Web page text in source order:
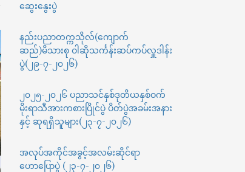
ဆည်)မှ
(၇၈)ကြိမ်
မြောက်
လွတ်လပ်ရေး
နေ့
အထိမ်းအမှတ်
လွန်ဆွဲ
ပြိုင်ပွဲ
ဆွေးနွေးပွဲ
နည်းပညာတက္ကသိုလ်(ကျောက်
ဆည်)မိသားစု ဝါဆိုသင်္ကန်းဆပ်ကပ်လှူဒါန်း
ပွဲ(၂၉-၇-၂၀၂၆)
၂၀၂၅-၂၀၂၆ ပညာသင်နှစ်ဒုတိယနှစ်ဝက်
မိုးရာသီအားကစားပြိုင်ပွဲ ပိတ်ပွဲအခမ်းအနား
နှင့် ဆုရရှိသူများ(၂၃-၇-၂၀၂၆)
အလုပ်အကိုင်အခွင့်အလမ်းဆိုင်ရာ
ဟောပြောပွဲ (၂၃-၇-၂၀၂၆)